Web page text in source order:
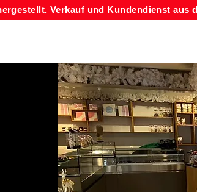
Verkauf und Kundendienst aus